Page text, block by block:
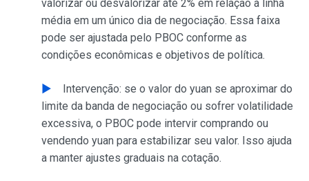
valorizar ou desvalorizar até 2% em relação à linha
média em um único dia de negociação. Essa faixa
pode ser ajustada pelo PBOC conforme as
condições econômicas e objetivos de política.
Intervenção: se o valor do yuan se aproximar do
limite da banda de negociação ou sofrer volatilidade
excessiva, o PBOC pode intervir comprando ou
vendendo yuan para estabilizar seu valor. Isso ajuda
a manter ajustes graduais na cotação.